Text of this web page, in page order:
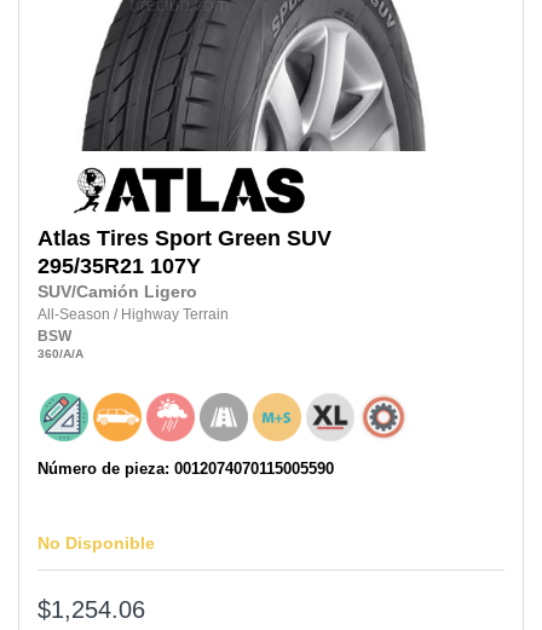
Atlas Tires Sport Green SUV
295/35R21 107Y
SUV/Camión Ligero
All-Season / Highway Terrain
BSW
360/A/A
Número de pieza: 0012074070115005590
No Disponible
$1,254.06